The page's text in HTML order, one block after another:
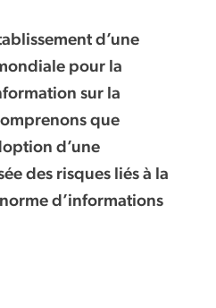
d’une
pour la
sur la
que
d’une
des risques liés à la
d’informations